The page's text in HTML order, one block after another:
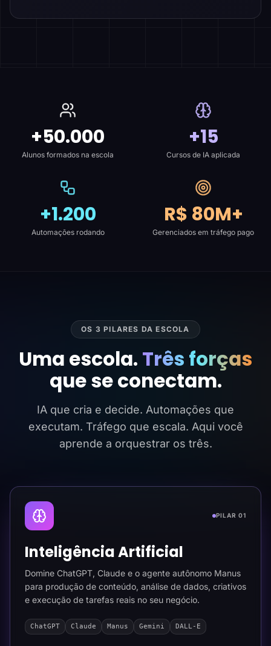
+50.000
Alunos formados na escola
+15
Cursos de IA aplicada
+1.200
Automações rodando
R$ 80M+
Gerenciados em tráfego pago
OS 3 PILARES DA ESCOLA
Uma escola. Três forças
que se conectam.
IA que cria e decide. Automações que
executam. Tráfego que escala. Aqui você
aprende a orquestrar os três.
PILAR 01
Inteligência Artificial
Domine ChatGPT, Claude e o agente autônomo Manus
para produção de conteúdo, análise de dados, criativos
e execução de tarefas reais no seu negócio.
ChatGPT Claude Manus Gemini DALL-E